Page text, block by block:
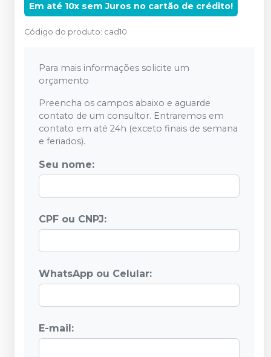
Em até 10x sem Juros no cartão de crédito!
Código do produto: cad10
Para mais informações solicite um
orçamento
Preencha os campos abaixo e aguarde
contato de um consultor. Entraremos em
contato em até 24h (exceto finais de semana
e feriados).
Seu nome:
CPF ou CNPJ:
WhatsApp ou Celular:
E-mail: